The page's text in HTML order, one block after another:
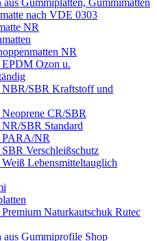
aus Gummiplatten, Gummimatten
nach VDE 0303
NR
NR
Ozon u.
NBR/SBR Kraftstoff und
CR/SBR
SBR Standard
PARA/NR
Verschleißschutz
Lebensmitteltauglich
Naturkautschuk Rutec
aus Gummiprofile Shop